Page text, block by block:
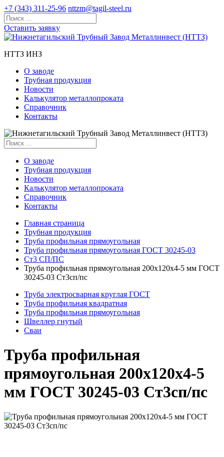
+7 (343) 311-25-96 nttzm@tagil-steel.ru
Оставить заявку
НТТЗ ИНЗ
О заводе
Трубная продукция
Новости
Калькулятор металлопроката
Справочник
Контакты
О заводе
Трубная продукция
Новости
Калькулятор металлопроката
Справочник
Контакты
Главная страница
Трубная продукция
Труба профильная прямоугольная
Труба профильная прямоугольная ГОСТ 30245-03
Ст3 СП/ПС
Труба профильная прямоугольная 200x120x4-5 мм ГОСТ
30245-03 Ст3сп/пс
Труба электросварная круглая ГОСТ
Труба профильная квадратная
Труба профильная прямоугольная
Швеллер гнутый
Сваи
Труба профильная
прямоугольная 200x120x4-5
мм ГОСТ 30245-03 Ст3сп/пс